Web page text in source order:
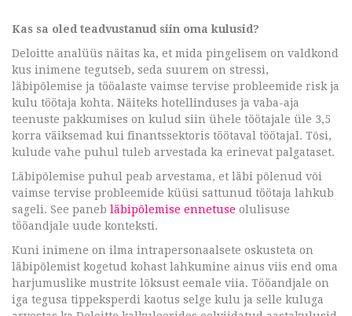
Kas sa oled teadvustanud siin oma kulusid?
Deloitte analüüs näitas ka, et mida pingelisem on valdkond
kus inimene tegutseb, seda suurem on stressi,
läbipõlemise ja tööalaste vaimse tervise probleemide risk ja
kulu töötaja kohta. Näiteks hotellinduses ja vaba-aja
teenuste pakkumises on kulud siin ühele töötajale üle 3,5
korra väiksemad kui finantssektoris töötaval töötajal. Tõsi,
kulude vahe puhul tuleb arvestada ka erinevat palgataset.
Läbipõlemise puhul peab arvestama, et läbi põlenud või
vaimse tervise probleemide küüsi sattunud töötaja lahkub
sageli. See paneb läbipõlemise ennetuse olulisuse
tööandjale uude konteksti.
Kuni inimene on ilma intrapersonaalsete oskusteta on
läbipõlemist kogetud kohast lahkumine ainus viis end oma
harjumuslike mustrite lõksust eemale viia. Tööandjale on
iga tegusa tippeksperdi kaotus selge kulu ja selle kuluga